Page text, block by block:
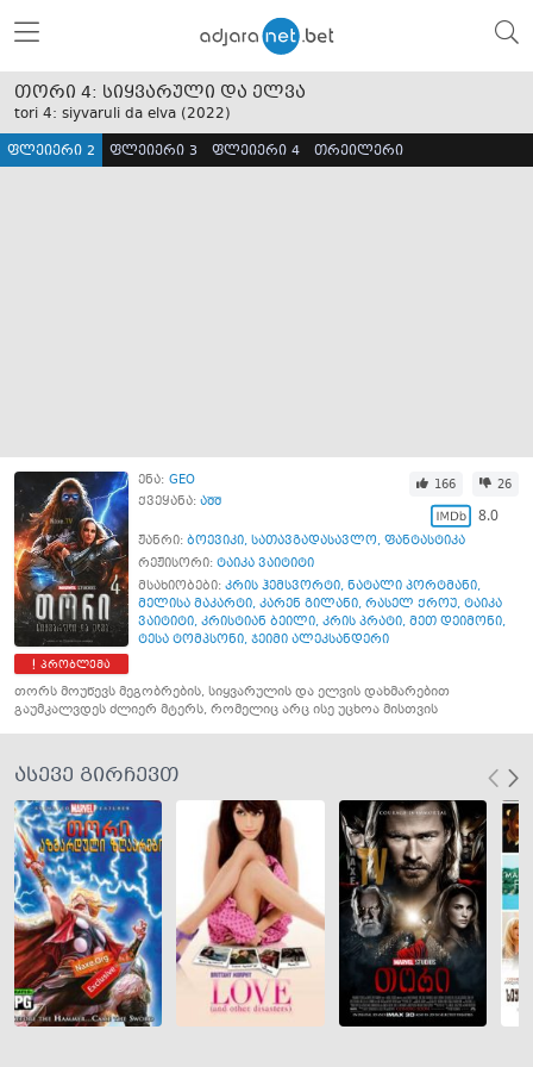
თორი 4: სიყვარული და ელვა
tori 4: siyvaruli da elva (2022)
ფლეიერი 2 ფლეიერი 3 ფლეიერი 4 თრეილერი
პრობლემა
ენა: GEO
ქვეყანა: აშშ
166 26
8.0
ჟანრი: ბოევიკი, სათავგადასავლო, ფანტასტიკა
რეჟისორი: ტაიკა ვაიტიტი
მსახიობები: კრის ჰემსვორტი, ნატალი პორტმანი,
მელისა მაკარტი, კარენ გილანი, რასელ ქროუ, ტაიკა
ვაიტიტი, კრისტიან ბეილი, კრის პრატი, მეთ დეიმონი,
ტესა ტომპსონი, ჯეიმი ალეკსანდერი
თორს მოუწევს მეგობრების, სიყვარულის და ელვის დახმარებით
გაუმკალვდეს ძლიერ მტერს, რომელიც არც ისე უცხოა მისთვის
ასევე გირჩევთ